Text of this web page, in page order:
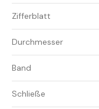
Zifferblatt
Durchmesser
Band
Schließe